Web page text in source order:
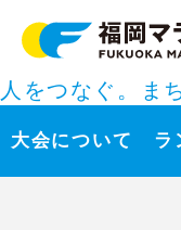
人をつなぐ。ま
大会について ラ